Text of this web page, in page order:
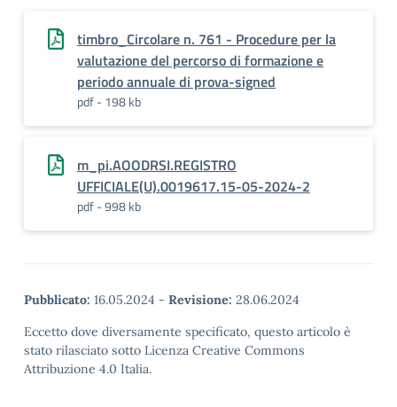
timbro_Circolare n. 761 - Procedure per la
valutazione del percorso di formazione e
periodo annuale di prova-signed
pdf - 198 kb
m_pi.AOODRSI.REGISTRO
UFFICIALE(U).0019617.15-05-2024-2
pdf - 998 kb
Pubblicato: 16.05.2024 - Revisione: 28.06.2024
Eccetto dove diversamente specificato, questo articolo è
stato rilasciato sotto Licenza Creative Commons
Attribuzione 4.0 Italia.